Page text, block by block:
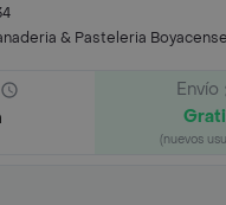
& Pasteleria Boyacense
Envío
(nuevos